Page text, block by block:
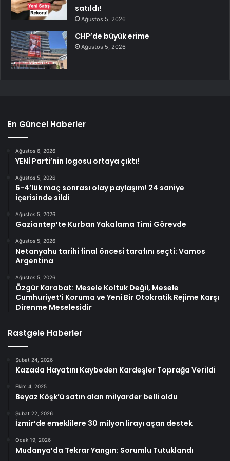
satıldı!
Ağustos 5, 2026
CHP’de büyük erime
Ağustos 5, 2026
En Güncel Haberler
Ağustos 6, 2026
YENİ Parti’nin logosu ortaya çıktı!
Ağustos 5, 2026
6-4’lük maç sonrası olay paylaşım! 24 saniye
içerisinde sildi
Ağustos 5, 2026
Gaziantep’te Kurban Yakalama Timi Görevde
Ağustos 5, 2026
Netanyahu tarihi final öncesi tarafını seçti: Vamos
Argentina
Ağustos 5, 2026
Özgür Karabat: Mesele Koltuk Değil, Mesele
Cumhuriyet’i Koruma ve Yeni Bir Otokratik Rejime Karşı
Direnme Meselesidir
Rastgele Haberler
Şubat 24, 2026
Kazada Hayatını Kaybeden Kardeşler Toprağa Verildi
Ekim 4, 2025
Beyaz Köşk’ü satın alan milyarder belli oldu
Şubat 22, 2026
İzmir’de emeklilere 30 milyon lirayı aşan destek
Ocak 19, 2026
Mudanya’da Tekrar Yangın: Sorumlu Tutuklandı